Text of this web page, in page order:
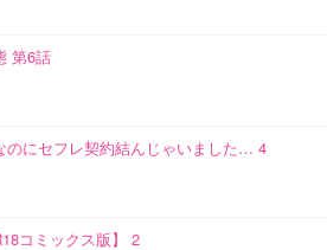
第6話
のにセフレ契約結んじゃいました… 4
コミックス版】 2